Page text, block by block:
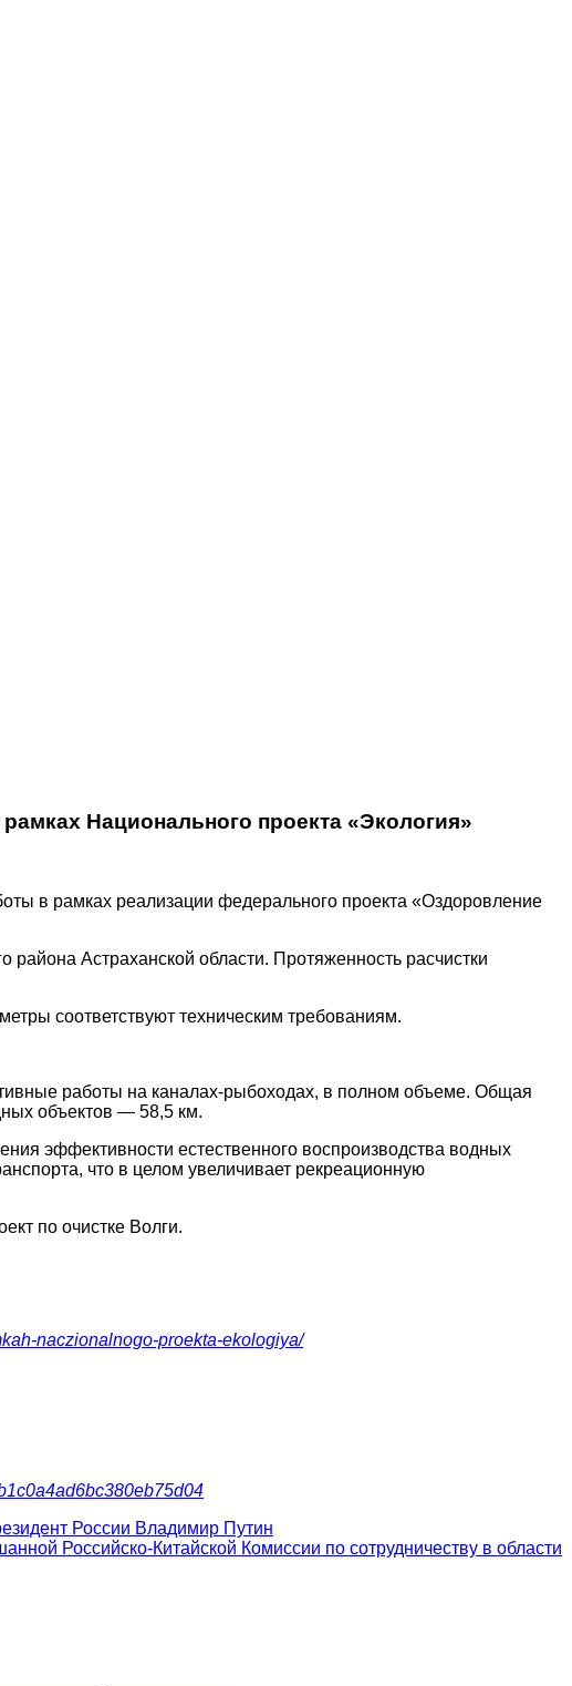
Национального проекта «Экология»
в рамках реализации федерального проекта «Оздоровление
Астраханской области. Протяженность расчистки
соответствуют техническим требованиям.
работы на каналах-рыбоходах, в полном объеме. Общая
объектов — 58,5 км.
эффективности естественного воспроизводства водных
что в целом увеличивает рекреационную
по очистке Волги.
naczionalnogo-proekta-ekologiya/
России Владимир Путин
Российско-Китайской Комиссии по сотрудничеству в области